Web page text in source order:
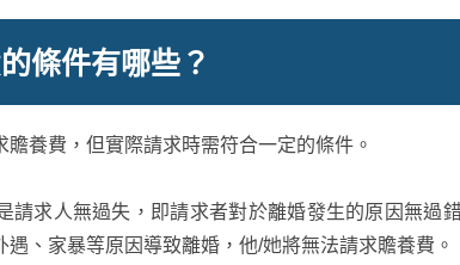
條件有哪些？
養費，但實際請求時需符合一定的條件。
請求人無過失，即請求者對於離婚發生的原因無過
、家暴等原因導致離婚，他/她將無法請求贍養費。